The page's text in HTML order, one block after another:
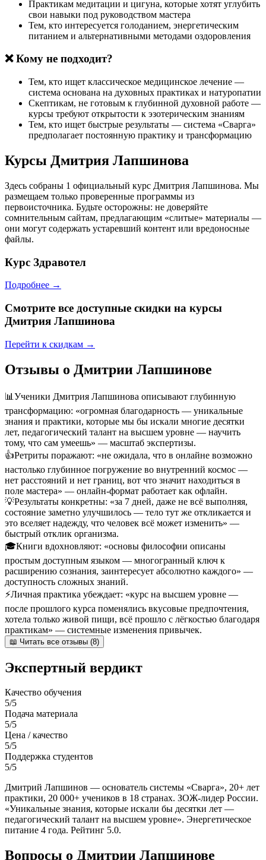
Практикам медитации и цигуна, которые хотят углубить
свои навыки под руководством мастера
Тем, кто интересуется голоданием, энергетическим
питанием и альтернативными методами оздоровления
❌ Кому не подходит?
Тем, кто ищет классическое медицинское лечение —
система основана на духовных практиках и натуропатии
Скептикам, не готовым к глубинной духовной работе —
курсы требуют открытости к эзотерическим знаниям
Тем, кто ищет быстрые результаты — система «Сварга»
предполагает постоянную практику и трансформацию
Курсы Дмитрия Лапшинова
Здесь собраны 1 официальный курс Дмитрия Лапшинова. Мы
размещаем только проверенные программы из
первоисточника. Будьте осторожны: не доверяйте
сомнительным сайтам, предлагающим «слитые» материалы —
они могут содержать устаревший контент или вредоносные
файлы.
Курс Здравотел
Подробнее →
Смотрите все доступные скидки на курсы
Дмитрия Лапшинова
Перейти к скидкам →
Отзывы о Дмитрии Лапшинове
📊 Ученики Дмитрия Лапшинова описывают глубинную
трансформацию: «огромная благодарность — уникальные
знания и практики, которые мы бы искали многие десятки
лет, педагогический талант на высшем уровне — научить
тому, что сам умеешь» — масштаб экспертизы.
👍Ретриты поражают: «не ожидала, что в онлайне возможно
настолько глубинное погружение во внутренний космос —
нет расстояний и нет границ, вот что значит находиться в
поле мастера» — онлайн-формат работает как офлайн.
💡Результаты конкретны: «за 7 дней, даже не всё выполняя,
состояние заметно улучшилось — тело тут же откликается и
это вселяет надежду, что человек всё может изменить» —
быстрый отклик организма.
🎓Книги вдохновляют: «основы философии описаны
простым доступным языком — многогранный ключ к
расширению сознания, заинтересует абсолютно каждого» —
доступность сложных знаний.
⚡Личная практика убеждает: «курс на высшем уровне —
после прошлого курса поменялись вкусовые предпочтения,
хотела только живой пищи, всё прошло с лёгкостью благодаря
практикам» — системные изменения привычек.
📖 Читать все отзывы (8)
Экспертный вердикт
Качество обучения
5/5
Подача материала
5/5
Цена / качество
5/5
Поддержка студентов
5/5
Дмитрий Лапшинов — основатель системы «Сварга», 20+ лет
практики, 20 000+ учеников в 18 странах. ЗОЖ-лидер России.
«Уникальные знания, которые искали бы десятки лет —
педагогический талант на высшем уровне». Энергетическое
питание 4 года. Рейтинг 5.0.
Вопросы о Дмитрии Лапшинове